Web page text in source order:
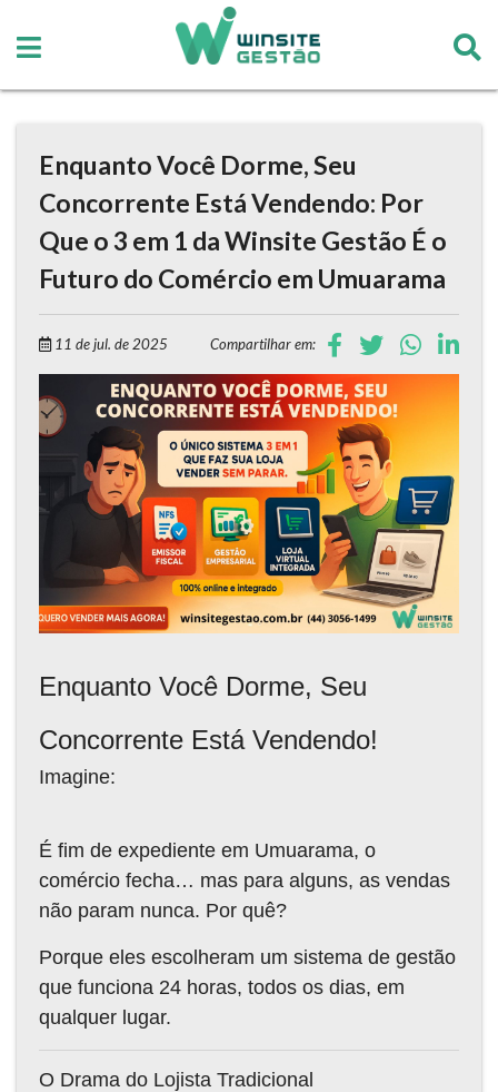
Enquanto Você Dorme, Seu
Concorrente Está Vendendo: Por
Que o 3 em 1 da Winsite Gestão É o
Futuro do Comércio em Umuarama
11 de jul. de 2025 Compartilhar em:
Enquanto Você Dorme, Seu
Concorrente Está Vendendo!
Imagine:
É fim de expediente em Umuarama, o
comércio fecha… mas para alguns, as vendas
não param nunca. Por quê?
Porque eles escolheram um sistema de gestão
que funciona 24 horas, todos os dias, em
qualquer lugar.
O Drama do Lojista Tradicional